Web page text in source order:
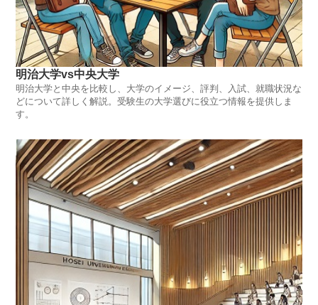
明治大学vs中央大学
明治大学と中央を比較し、大学のイメージ、評判、入試、就職状況な
どについて詳しく解説。受験生の大学選びに役立つ情報を提供しま
す。